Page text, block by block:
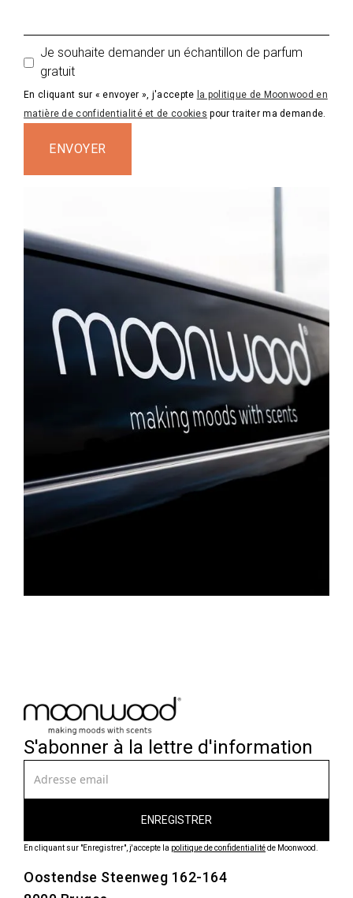
Je souhaite demander un échantillon de parfum
gratuit
En cliquant sur « envoyer », j'accepte la politique de Moonwood en
matière de confidentialité et de cookies pour traiter ma demande.
Oostendse Steenweg 162-164
S'abonner à la lettre d'information
En cliquant sur "Enregistrer", j'accepte la politique de confidentialitéde Moonwood.